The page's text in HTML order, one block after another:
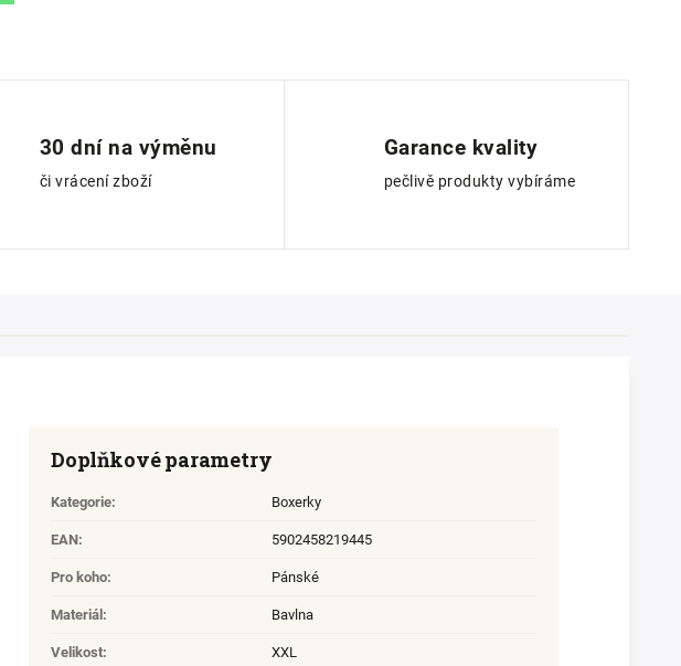
30 dní na výměnu
či vrácení zboží
Garance kvality
pečlivě produkty vybíráme
Doplňkové parametry
Kategorie: Boxerky
EAN: 5902458219445
Pro koho: Pánské
Materiál : Bavlna
Velikost: XXL